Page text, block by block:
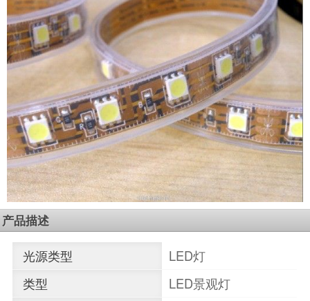
产品描述
光源类型
LED灯
类型
LED景观灯